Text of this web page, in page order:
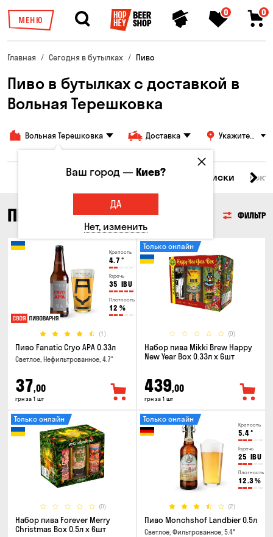
МЕНЮ
0 0
Главная Сегодня в бутылках Пиво
Пиво в бутылках с доставкой в
Вольная Терешковка
Вольная Терешковка Доставка
Укажите
Все товары Пиво Сидр Виски
ПИВО ФИЛЬТР
Крепость
4.7 °
Горечь
35 IBU
Плотность
12 %
(1)
Пиво Fanatic Cryo APA 0.33л
Светлое, Нефильтрованное, 4.7°
37,00
грн за 1 шт
(0)
Только онлайн
Набор пива Mikki Brew Happy
New Year Box 0.33л x 6шт
439,00
грн за 1 шт
(0)
Только онлайн
Набор пива Forever Merry
Christmas Box 0.5л x 6шт
Крепость
5.4°
Горечь
25 IBU
Плотность
12.3%
(2)
Только онлайн
Пиво Monchshof Landbier 0.5л
Светлое, Фильтрованное, 5.4°
Ваш город —Киев?
ДА
Нет, изменить